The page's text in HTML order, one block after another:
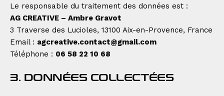
Le responsable du traitement des données est :
AG CREATIVE – Ambre Gravot
3 Traverse des Lucioles, 13100 Aix-en-Provence, France
Email : agcreative.contact@gmail.com
Téléphone : 06 58 22 10 68
3. DONNÉES COLLECTÉES